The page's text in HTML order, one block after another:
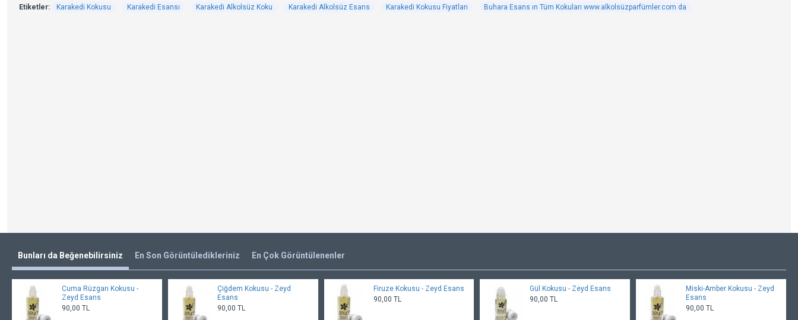
Etiketler: Karakedi Kokusu Karakedi Esansı Karakedi Alkolsüz Koku Karakedi Alkolsüz Esans Karakedi Kokusu Fiyatları Buhara Esans ın Tüm Kokuları www.alkolsüzparfümler.com da
Bunları da Beğenebilirsiniz En Son Görüntüledikleriniz En Çok Görüntülenenler
Cuma Rüzgarı Kokusu -
Zeyd Esans
90,00 TL
Çiğdem Kokusu - Zeyd
Esans
90,00 TL
Firuze Kokusu - Zeyd Esans
90,00 TL
Gül Kokusu - Zeyd Esans
90,00 TL
Miski-Amber Kokusu - Zeyd
Esans
90,00 TL